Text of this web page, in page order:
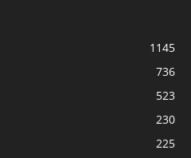
1145
736
523
230
225